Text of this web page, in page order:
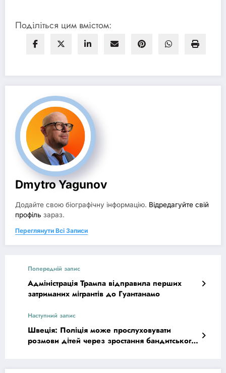
Поділіться цим вмістом:
Dmytro Yagunov
Додайте свою біографічну інформацію. Відредагуйте свій
профіль зараз.
Переглянути Всі Записи
Попередній запис
Адміністрація Трампа відправила перших
затриманих мігрантів до Гуантанамо
Наступний запис
Швеція: Поліція може прослуховувати
розмови дітей через зростання бандитського